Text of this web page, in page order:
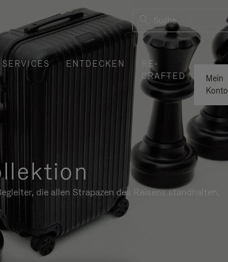
Suche
SERVICES ENTDECKEN
RE-
CRAFTED
Mein
Konto
die allen Strapazen des Reisens standhalten.